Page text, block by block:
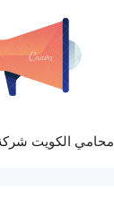
محامي الكويت